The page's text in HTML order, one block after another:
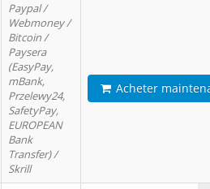
Paypal /
Webmoney /
Bitcoin /
Paysera
(EasyPay,
mBank,
Przelewy24,
SafetyPay,
EUROPEAN
Bank
Transfer) /
Skrill
Acheter